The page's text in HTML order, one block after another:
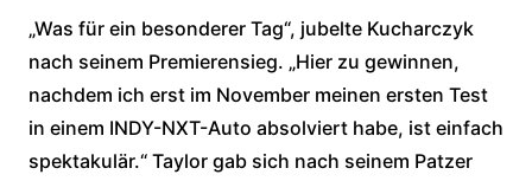
„Was für ein besonderer Tag“, jubelte Kucharczyk
nach seinem Premierensieg. „Hier zu gewinnen,
nachdem ich erst im November meinen ersten Test
in einem INDY-NXT-Auto absolviert habe, ist einfach
spektakulär.“ Taylor gab sich nach seinem Patzer